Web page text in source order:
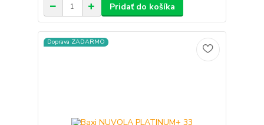
Pridať do košíka
Doprava ZADARMO